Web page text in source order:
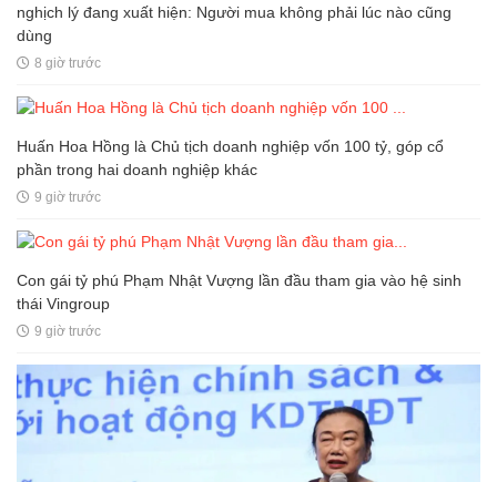
nghịch lý đang xuất hiện: Người mua không phải lúc nào cũng
dùng
8 giờ trước
Huấn Hoa Hồng là Chủ tịch doanh nghiệp vốn 100 tỷ, góp cổ
phần trong hai doanh nghiệp khác
9 giờ trước
Con gái tỷ phú Phạm Nhật Vượng lần đầu tham gia vào hệ sinh
thái Vingroup
9 giờ trước